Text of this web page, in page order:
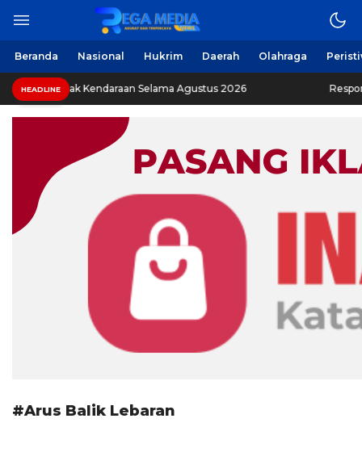
Regamedianews.com
Berita Harian Online
Beranda Nasional Hukrim Daerah Olahraga
HEADLINE
Pajak Kendaraan Selama Agustus 2026 Respons
#Arus Balik Lebaran